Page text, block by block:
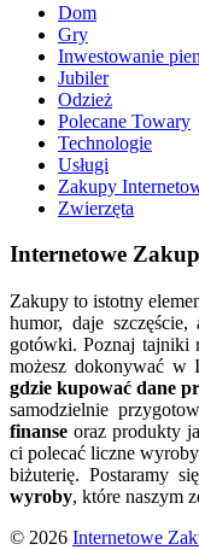
Dom
Gry
Inwestowanie
Jubiler
Odzież
Polecane Towary
Technologie
Usługi
Zakupy
Zwierzęta
Internetowe
Zakupy to istotny
humor, daje
gotówki. Poznaj tajniki
możesz dokonywać w
gdzie kupować dane
samodzielnie
finanse oraz produkty
ci polecać liczne
biżuterię. Postaramy
wyroby, które naszym
© 2026 Internetowe